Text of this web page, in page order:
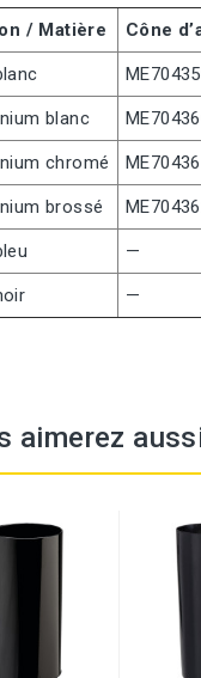
/ Matière Cône
blanc
chromé
brossé
—
—
aimerez